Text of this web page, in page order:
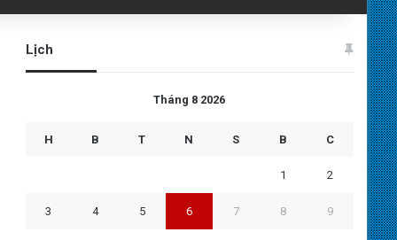
Lịch
Tháng 8 2026
H B T N S B C
1 2
3 4 5 6 7 8 9